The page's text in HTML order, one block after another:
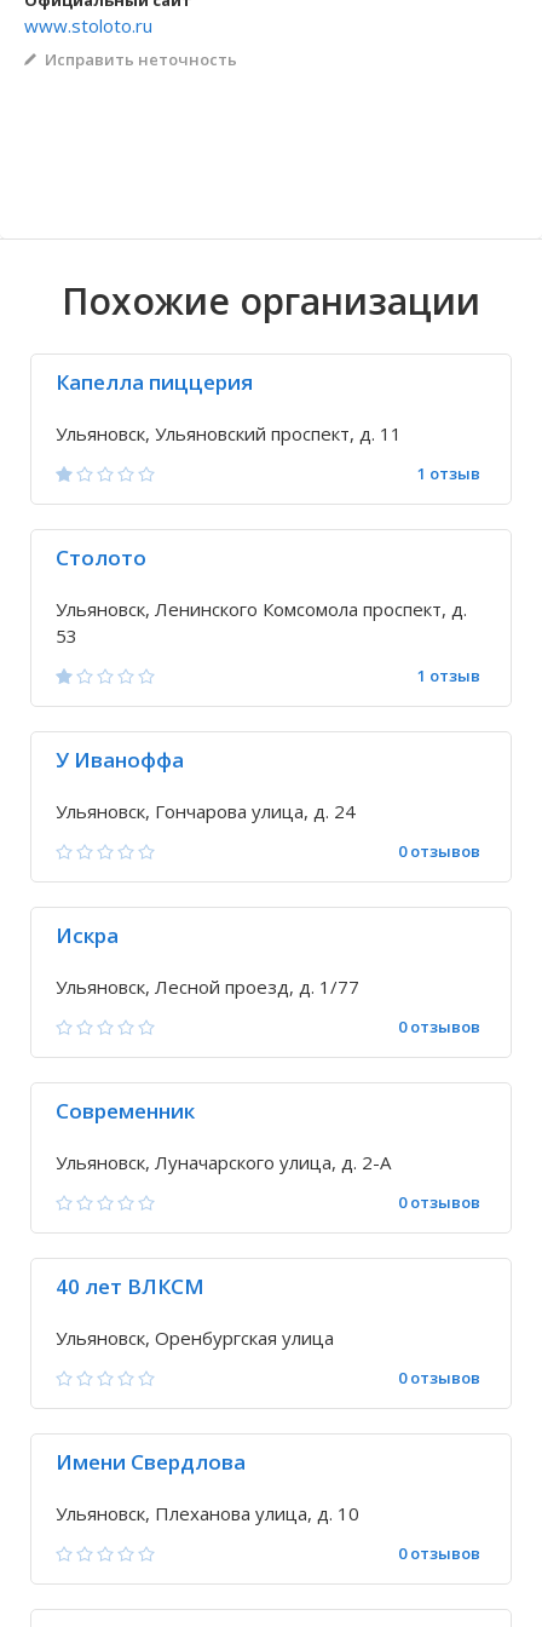
www.stoloto.ru
Исправить неточность
Похожие организации
Капелла пиццерия
Ульяновск, Ульяновский проспект, д. 11
1 отзыв
Столото
Ульяновск, Ленинского Комсомола проспект, д.
53
1 отзыв
У Иваноффа
Ульяновск, Гончарова улица, д. 24
0 отзывов
Искра
Ульяновск, Лесной проезд, д. 1/77
0 отзывов
Современник
Ульяновск, Луначарского улица, д. 2-А
0 отзывов
40 лет ВЛКСМ
Ульяновск, Оренбургская улица
0 отзывов
Имени Свердлова
Ульяновск, Плеханова улица, д. 10
0 отзывов